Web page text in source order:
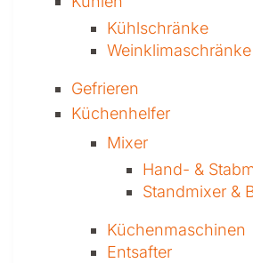
Kühl­schränke
Weinklima­schränke
Gefrieren
Küchenhelfer
Mixer
Hand- &
Stand­mixer &
Küchen­maschinen
Entsafter